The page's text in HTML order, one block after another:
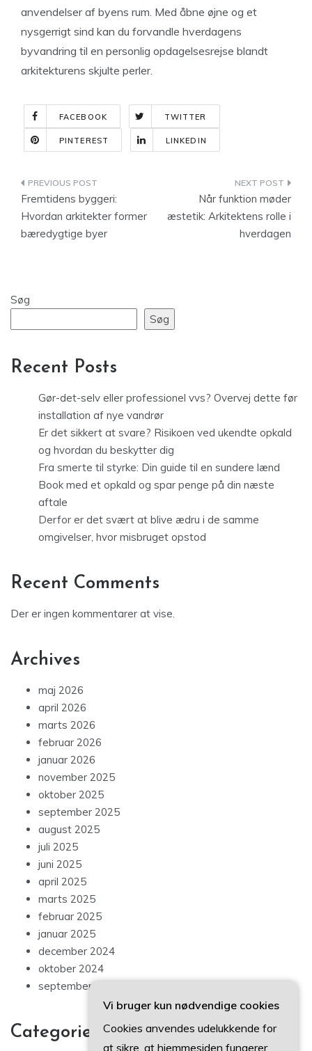
anvendelser af byens rum. Med åbne øjne og et
nysgerrigt sind kan du forvandle hverdagens
byvandring til en personlig opdagelsesrejse blandt
arkitekturens skjulte perler.
FACEBOOK TWITTER
PINTEREST LINKEDIN
Indlægsnavigation
Fremtidens byggeri:
Hvordan arkitekter former
bæredygtige byer
Når funktion møder
æstetik: Arkitektens rolle i
hverdagen
Søg
Søg
Recent Posts
Gør-det-selv eller professionel vvs? Overvej dette før
installation af nye vandrør
Er det sikkert at svare? Risikoen ved ukendte opkald
og hvordan du beskytter dig
Fra smerte til styrke: Din guide til en sundere lænd
Book med et opkald og spar penge på din næste
aftale
Derfor er det svært at blive ædru i de samme
omgivelser, hvor misbruget opstod
Recent Comments
Der er ingen kommentarer at vise.
Archives
maj 2026
april 2026
marts 2026
februar 2026
januar 2026
november 2025
oktober 2025
september 2025
august 2025
juli 2025
juni 2025
april 2025
marts 2025
februar 2025
januar 2025
december 2024
oktober 2024
september 2024
Categories
Vi bruger kun nødvendige cookies
Cookies anvendes udelukkende for
at sikre, at hjemmesiden fungerer